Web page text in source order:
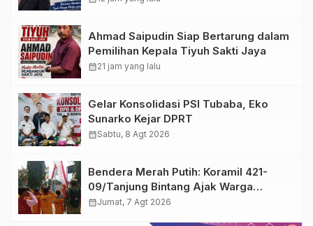
Ahmad Saipudin Siap Bertarung dalam
Pemilihan Kepala Tiyuh Sakti Jaya
calendar_month21 jam yang lalu
Gelar Konsolidasi PSI Tubaba, Eko
Sunarko Kejar DPRT
calendar_monthSabtu, 8 Agt 2026
Bendera Merah Putih: Koramil 421-
09/Tanjung Bintang Ajak Warga
Kibarkan Bendera, Kobarkan
calendar_monthJumat, 7 Agt 2026